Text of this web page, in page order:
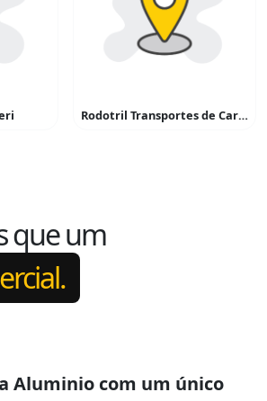
Rodotril Transportes de Cargas
que um
Aluminio com um único